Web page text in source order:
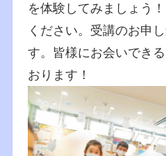
を体験してみましょう
ください。受講のお申
す。皆様にお会いでき
おります！